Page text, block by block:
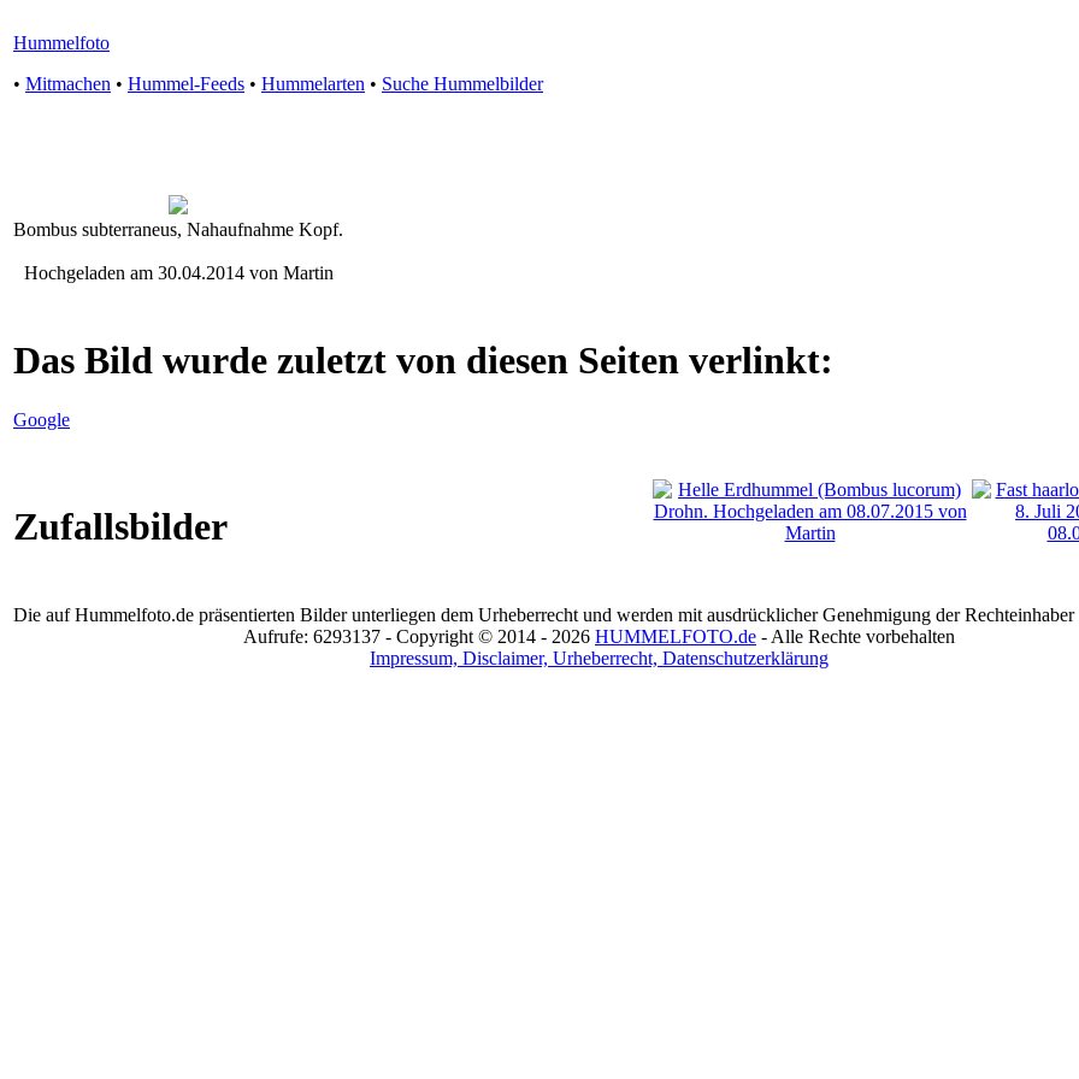
Hummelfoto
• Mitmachen • Hummel-Feeds • Hummelarten • Suche Hummelbilder
Bombus subterraneus, Nahaufnahme Kopf.
Hochgeladen am 30.04.2014 von Martin
Das Bild wurde zuletzt von diesen Seiten verlinkt:
Google
Zufallsbilder
Die auf Hummelfoto.de präsentierten Bilder unterliegen dem Urheberrecht und werden mit ausdrücklicher Genehmigung der
Aufrufe: 6293137 - Copyright © 2014 - 2026 HUMMELFOTO.de - Alle Rechte vorbehalten
Impressum, Disclaimer, Urheberrecht, Datenschutzerklärung